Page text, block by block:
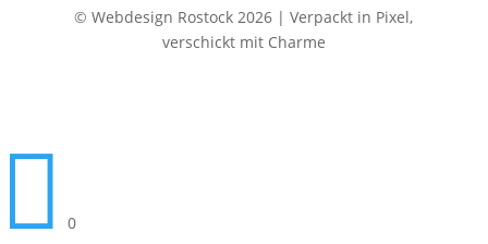
© Webdesign Rostock 2026 | Verpackt in Pixel,
verschickt mit Charme
 0